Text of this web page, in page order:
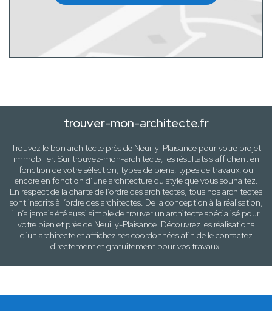
trouver-mon-architecte.fr
Trouvez le bon architecte près de Neuilly-Plaisance pour votre projet
immobilier. Sur trouvez-mon-architecte, les résultats s’affichent en
fonction de votre sélection, types de biens, types de travaux, ou
encore en fonction d’une architecturedu style que vous souhaitez.
En respect de la charte de l’ordre des architectes, tous nos architectes
sont inscrits à l’ordre des architectes. De la conception à la réalisation,
il n’a jamais été aussi simple de trouver un architecte spécialisé pour
votre bien et près de Neuilly-Plaisance. Découvrez les réalisations
d’un architecte et affichez ses coordonnées afin de le contactez
directement et gratuitement pourvos travaux.